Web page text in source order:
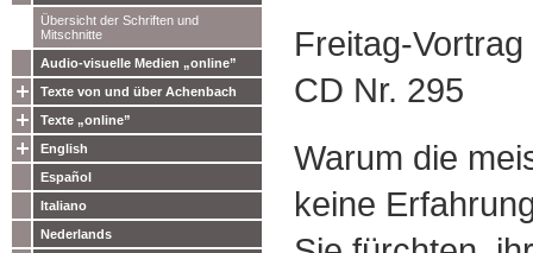
Übersicht der Schriften und
Mitschnitte
Audio-visuelle Medien „online”
Texte von und über Achenbach
Texte „online”
English
Español
Italiano
Nederlands
Freitag-
CD Nr. 295
Warum die
keine